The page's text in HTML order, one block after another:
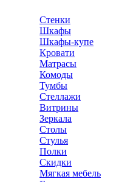
Стенки
Шкафы
Шкафы-купе
Кровати
Матрасы
Комоды
Тумбы
Стеллажи
Витрины
Зеркала
Столы
Стулья
Полки
Скидки
Мягкая мебель